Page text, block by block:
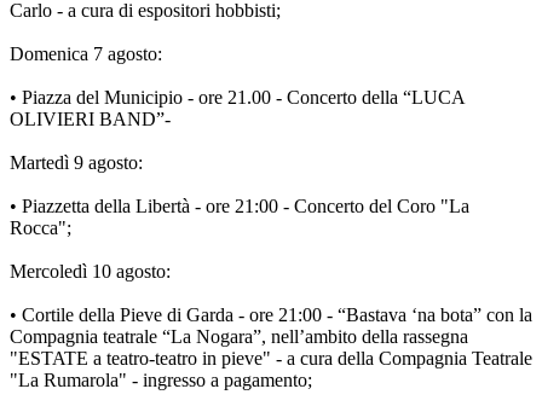
Carlo - a cura di espositori hobbisti;
Domenica 7 agosto:
• Piazza del Municipio - ore 21.00 - Concerto della “LUCA
OLIVIERI BAND”-
Martedì 9 agosto:
• Piazzetta della Libertà - ore 21:00 - Concerto del Coro "La
Rocca";
Mercoledì 10 agosto:
• Cortile della Pieve di Garda - ore 21:00 - “Bastava ‘na bota” con la
Compagnia teatrale “La Nogara”, nell’ambito della rassegna
"ESTATE a teatro-teatro in pieve" - a cura della Compagnia Teatrale
"La Rumarola" - ingresso a pagamento;